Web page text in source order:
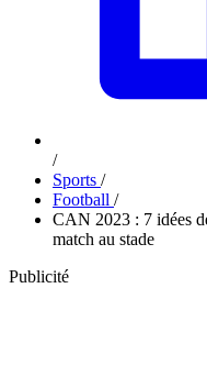
/
Sports /
Football /
CAN 2023 : 7 idées
match au stade
Publicité